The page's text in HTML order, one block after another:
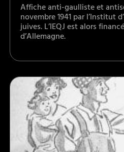
Affiche anti-gaulliste et
novembre 1941 par l’Institut
juives. L’IEQJ est alors
d’Allemagne.